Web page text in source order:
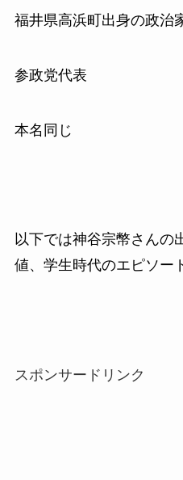
福井県高浜町出身の政治
参政党代表
本名同じ
以下では神谷宗幣さんの
値、学生時代のエピソー
スポンサードリンク